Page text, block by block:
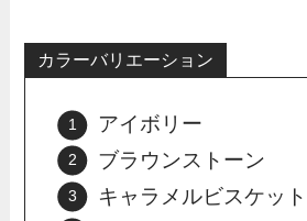
カラーバリエーション
アイボリー
ブラウンストーン
キャラメルビスケット